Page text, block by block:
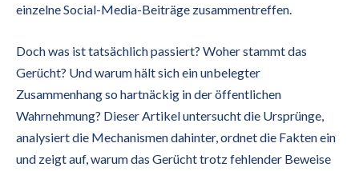
einzelne Social-Media-Beiträge zusammentreffen.
Doch was ist tatsächlich passiert? Woher stammt das
Gerücht? Und warum hält sich ein unbelegter
Zusammenhang so hartnäckig in der öffentlichen
Wahrnehmung? Dieser Artikel untersucht die Ursprünge,
analysiert die Mechanismen dahinter, ordnet die Fakten ein
und zeigt auf, warum das Gerücht trotz fehlender Beweise